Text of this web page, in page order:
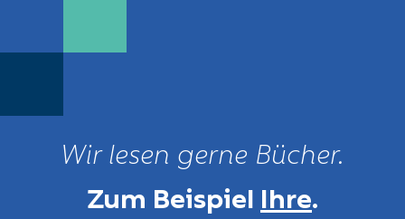
Wir lesen gerne Bücher.
Zum Beispiel Ihre.